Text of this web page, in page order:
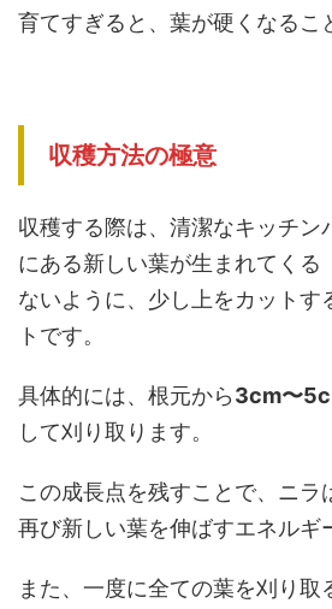
育てすぎると、葉が硬くなるこ
収穫方法の極意
収穫する際は、清潔なキッチン
にある新しい葉が生まれてくる
ないように、少し上をカットす
トです。
具体的には、根元から3cm〜
して刈り取ります。
この成長点を残すことで、ニラ
再び新しい葉を伸ばすエネルギ
また、一度に全ての葉を刈り取